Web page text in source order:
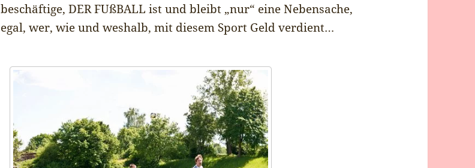
beschäftige, DER FUßBALL ist und bleibt „nur“ eine Nebensache,
egal, wer, wie und weshalb, mit diesem Sport Geld verdient…